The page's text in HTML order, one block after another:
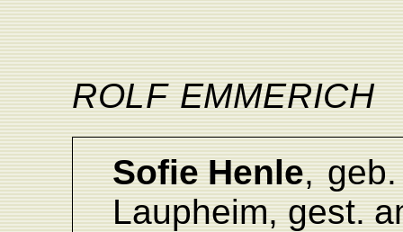
ROLF EMMERICH
Sofie Henle, geb.
Laupheim, gest.